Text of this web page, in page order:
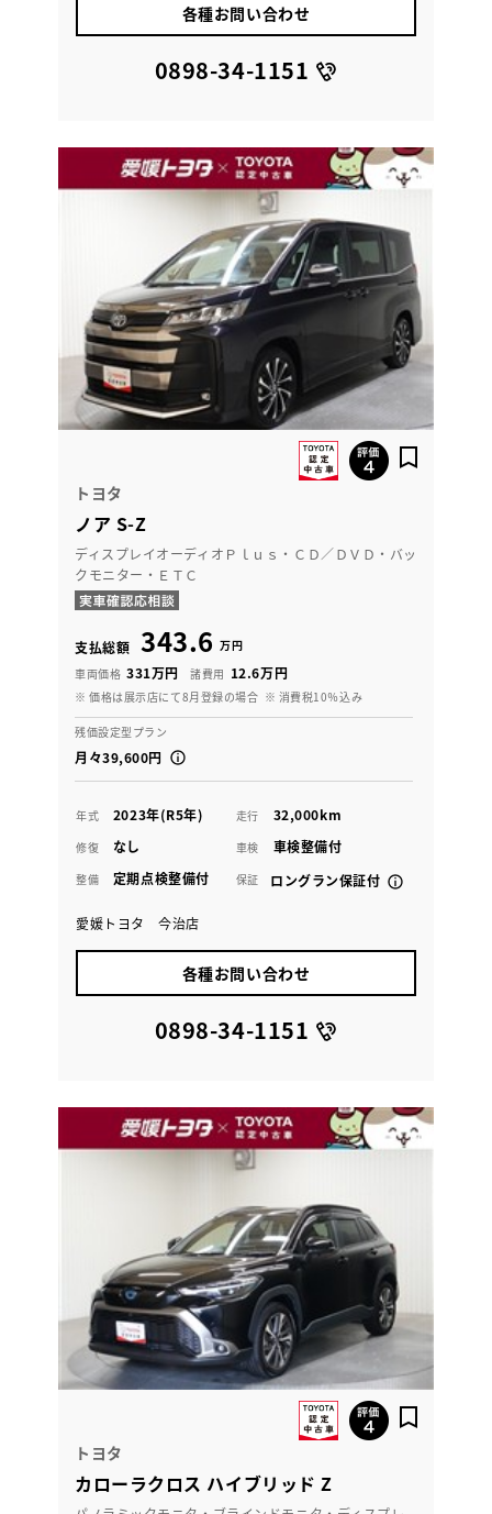
各種お問い合わせ
0898-34-1151
トヨタ
ノア S-Z
ディスプレイオーディオＰｌｕｓ・ＣＤ／ＤＶＤ・バッ
クモニター・ＥＴＣ
支払総額 343.6 万円
車両価格 331万円 諸費用 12.6万円
※ 価格は展示店にて8月登録の場合 ※ 消費税10％込み
残価設定型プラン
月々39,600円
年式 2023年(R5年) 走行 32,000km
修復 なし 車検 車検整備付
整備 定期点検整備付 保証 ロングラン保証付
愛媛トヨタ 今治店
各種お問い合わせ
0898-34-1151
トヨタ
カローラクロス ハイブリッド Z